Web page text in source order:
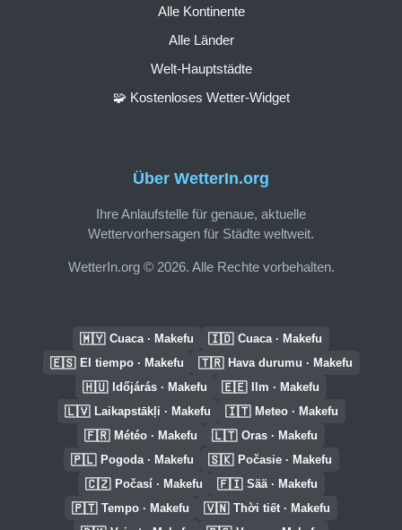
Über WetterIn.org
Ihre Anlaufstelle für genaue, aktuelle
Wettervorhersagen für Städte weltweit.
WetterIn.org © 2026. Alle Rechte vorbehalten.
Alle Kontinente
Alle Länder
Welt-Hauptstädte
🧩 Kostenloses Wetter-Widget
🇲🇾 Cuaca · Makefu 🇮🇩 Cuaca · Makefu
🇪🇸 El tiempo · Makefu 🇹🇷 Hava durumu · Makefu
🇭🇺 Időjárás · Makefu 🇪🇪 Ilm · Makefu
🇱🇻 Laikapstākļi · Makefu 🇮🇹 Meteo · Makefu
🇫🇷 Météo · Makefu 🇱🇹 Oras · Makefu
🇵🇱 Pogoda · Makefu 🇸🇰 Počasie · Makefu
🇨🇿 Počasí · Makefu 🇫🇮 Sää · Makefu
🇵🇹 Tempo · Makefu 🇻🇳 Thời tiết · Makefu